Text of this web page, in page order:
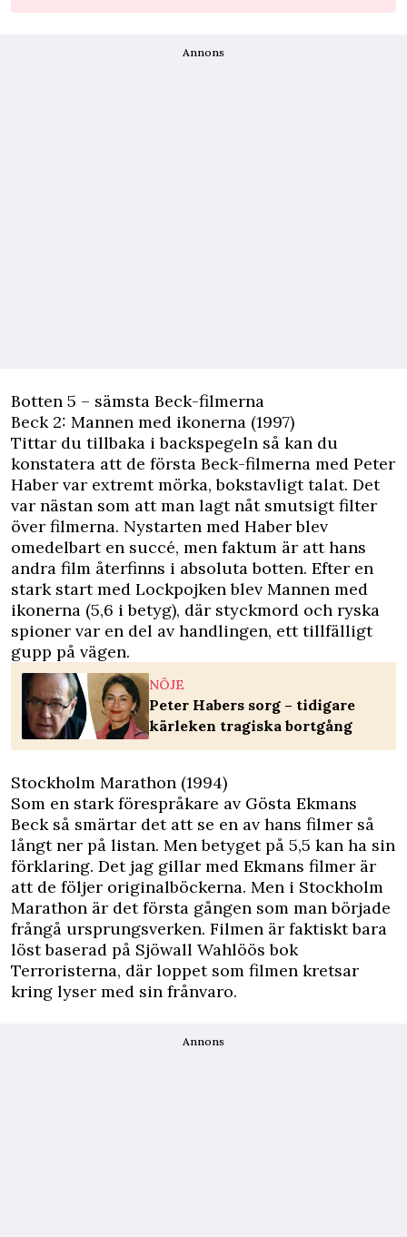
Annons
Botten 5 – sämsta Beck-filmerna
Beck 2: Mannen med ikonerna (1997)
Tittar du tillbaka i backspegeln så kan du
konstatera att de första Beck-filmerna med Peter
Haber var extremt mörka, bokstavligt talat. Det
var nästan som att man lagt nåt smutsigt filter
över filmerna. Nystarten med Haber blev
omedelbart en succé, men faktum är att hans
andra film återfinns i absoluta botten. Efter en
stark start med Lockpojken blev Mannen med
ikonerna (5,6 i betyg), där styckmord och ryska
spioner var en del av handlingen, ett tillfälligt
gupp på vägen.
NÖJE
Peter Habers sorg – tidigare
kärleken tragiska bortgång
Stockholm Marathon (1994)
Som en stark förespråkare av Gösta Ekmans
Beck så smärtar det att se en av hans filmer så
långt ner på listan. Men betyget på 5,5 kan ha sin
förklaring. Det jag gillar med Ekmans filmer är
att de följer originalböckerna. Men i Stockholm
Marathon är det första gången som man började
frångå ursprungsverken. Filmen är faktiskt bara
löst baserad på Sjöwall Wahlöös bok
Terroristerna, där loppet som filmen kretsar
kring lyser med sin frånvaro.
Annons